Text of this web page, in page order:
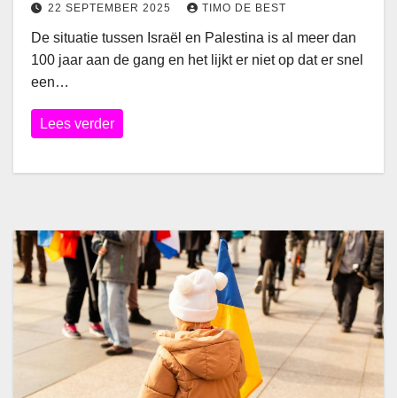
22 SEPTEMBER 2025 TIMO DE BEST
De situatie tussen Israël en Palestina is al meer dan
100 jaar aan de gang en het lijkt er niet op dat er snel
een…
Lees verder